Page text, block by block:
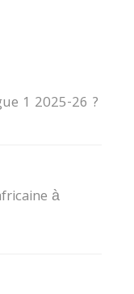
1 2025-26 ?
à